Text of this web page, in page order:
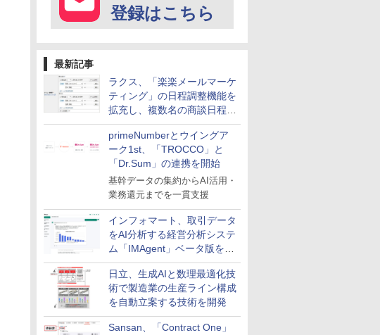
登録はこちら
最新記事
ラクス、「楽楽メールマーケ
ティング」の日程調整機能を
拡充し、複数名の商談日程調
整を効率化
primeNumberとウイングア
ーク1st、「TROCCO」と
「Dr.Sum」の連携を開始
基幹データの集約からAI活用・
業務還元までを一貫支援
インフォマート、取引データ
をAI分析する経営分析システ
ム「IMAgent」ベータ版を提
供
日立、生成AIと数理最適化技
術で製造業の生産ライン構成
を自動立案する技術を開発
Sansan、「Contract One」